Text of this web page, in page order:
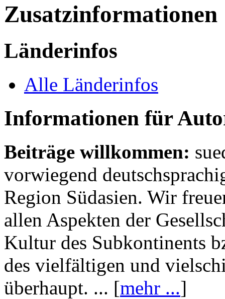
Zusatzinformationen
Länderinfos
Alle Länderinfos
Informationen für
Beiträge willkommen:
vorwiegend
Region Südasien. Wir
allen Aspekten der
Kultur des Subkontinents
des vielfältigen und
überhaupt. ... [mehr ...]